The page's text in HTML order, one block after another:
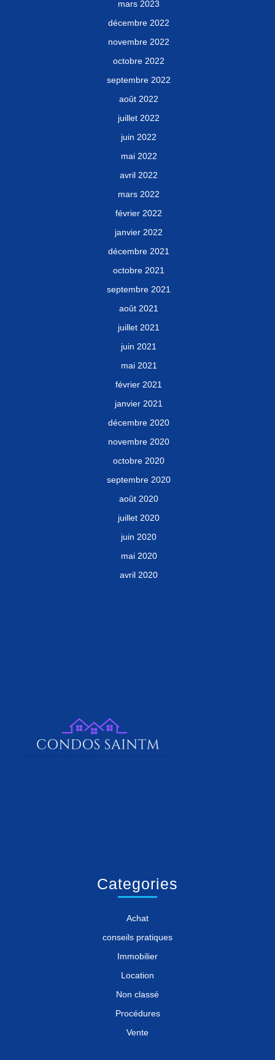
mars 2023
décembre 2022
novembre 2022
octobre 2022
septembre 2022
août 2022
juillet 2022
juin 2022
mai 2022
avril 2022
mars 2022
février 2022
janvier 2022
décembre 2021
octobre 2021
septembre 2021
août 2021
juillet 2021
juin 2021
mai 2021
février 2021
janvier 2021
décembre 2020
novembre 2020
octobre 2020
septembre 2020
août 2020
juillet 2020
juin 2020
mai 2020
avril 2020
Categories
Achat
conseils pratiques
Immobilier
Location
Non classé
Procédures
Vente